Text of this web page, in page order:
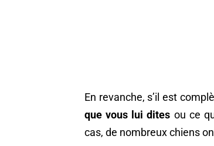
En revanche, s’il est
que vous lui dites ou ce
cas, de nombreux chiens